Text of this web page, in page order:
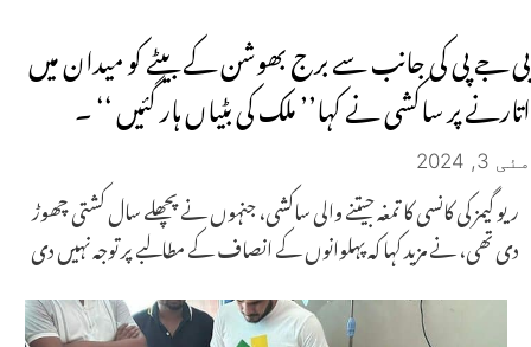
بی جے پی کی جانب سے برج بھوشن کے بیٹے کو میدان میں
اتارنے پر ساکشی نے کہا’’ ملک کی بٹیاں ہار گئیں ‘‘ ۔
مئی 3, 2024
ریو گیمز کی کانسی کا تمغہ جیتنے والی ساکشی، جنہوں نے پچھلے سال کشتی چھوڑ
دی تھی، نے مزید کہا کہ پہلوانوں کے انصاف کے مطالبے پر توجہ نہیں دی